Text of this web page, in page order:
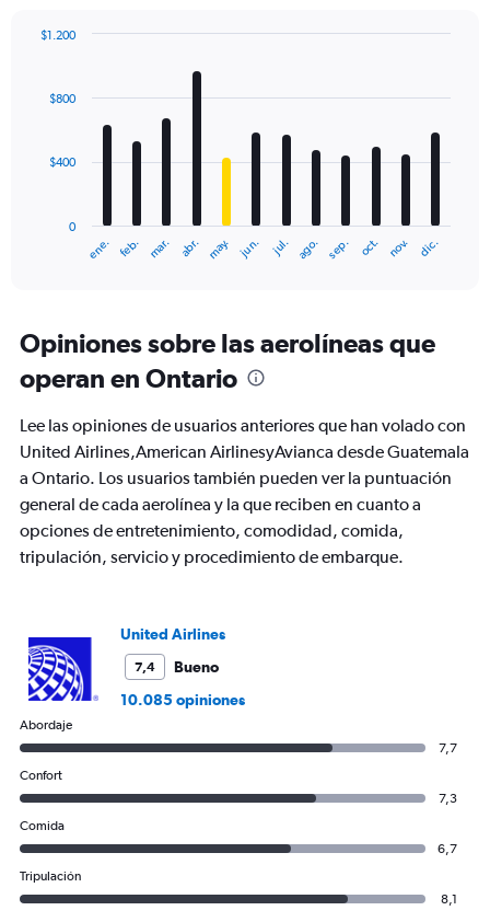
with
The
Range:
12
categories.
The
chart
1
Y
axis
displaying
values.
Range:
ene. feb. mar. abr. may. jun. jul. ago. sep. oct. nov. dic.
0
$400
$800
$1.200
Opiniones sobre las aerolíneas que
operan en Ontario
Lee las opiniones de usuarios anteriores que han volado con
United Airlines,American AirlinesyAvianca desde Guatemala
a Ontario. Los usuarios también pueden ver la puntuación
general de cada aerolínea y la que reciben en cuanto a
opciones de entretenimiento, comodidad, comida,
tripulación, servicio y procedimiento de embarque.
United Airlines
7,4
Bueno
10.085 opiniones
Abordaje
7,7
Confort
7,3
Comida
6,7
Tripulación
8,1